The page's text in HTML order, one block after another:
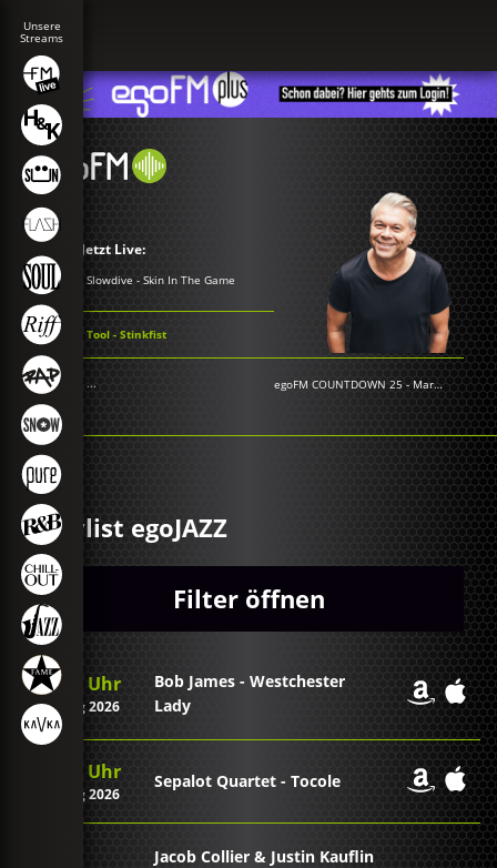
Jetzt Live:
Slowdive - Skin In The Game
Tool - Stinkfist
... egoFM COUNTDOWN 25 - Markus Kavka
Playlist egoJAZZ
Filter öffnen
09:31 Uhr
09. Aug 2026
Bob James - Westchester
Lady
09:25 Uhr
09. Aug 2026
Sepalot Quartet - Tocole
Jacob Collier & Justin Kauflin